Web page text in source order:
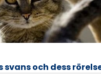
svans och dess